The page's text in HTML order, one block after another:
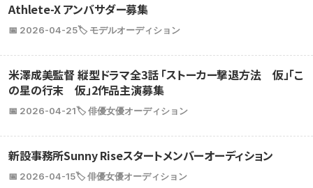
Athlete-X アンバサダー募集
📅 2026-04-25🏷️ モデルオーディション
米澤成美監督 縦型ドラマ全3話 「ストーカー撃退方法 仮」「こ
の星の行末 仮」2作品主演募集
📅 2026-04-21🏷️ 俳優女優オーディション
新設事務所Sunny Riseスタートメンバーオーディション
📅 2026-04-15🏷️ 俳優女優オーディション